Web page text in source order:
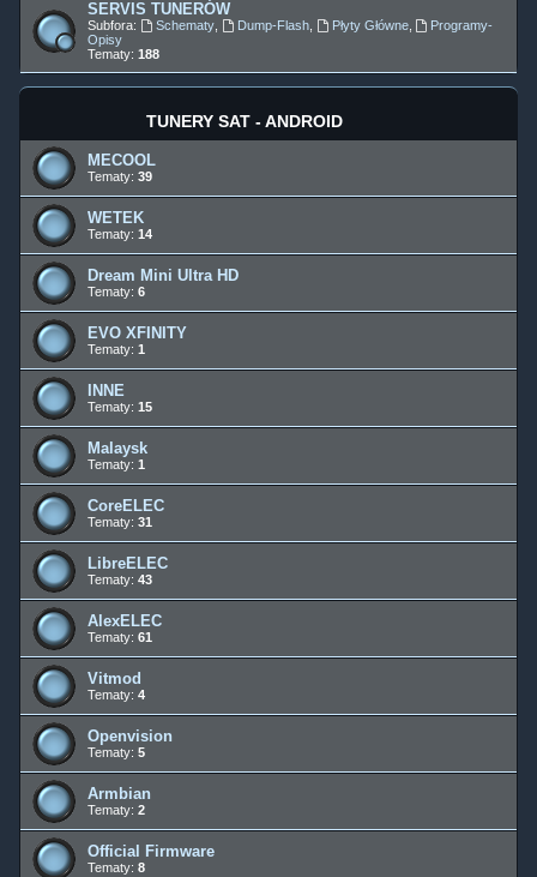
SERVIS TUNERÓW
Subfora: Schematy, Dump-Flash, Płyty Główne,
Programy-
Opisy
Tematy: 188
TUNERY SAT - ANDROID
MECOOL
Tematy: 39
WETEK
Tematy: 14
Dream Mini Ultra HD
Tematy: 6
EVO XFINITY
Tematy: 1
INNE
Tematy: 15
Malaysk
Tematy: 1
CoreELEC
Tematy: 31
LibreELEC
Tematy: 43
AlexELEC
Tematy: 61
Vitmod
Tematy: 4
Openvision
Tematy: 5
Armbian
Tematy: 2
Official Firmware
Tematy: 8